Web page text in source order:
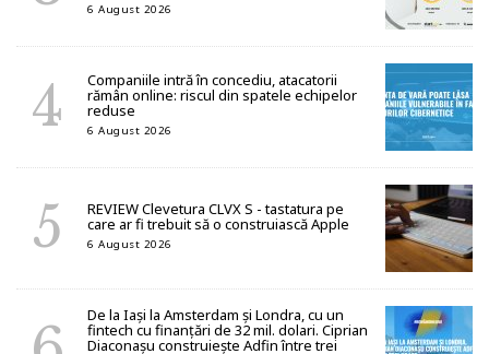
6 August 2026
Companiile intră în concediu, atacatorii
rămân online: riscul din spatele echipelor
reduse
6 August 2026
REVIEW Clevetura CLVX S - tastatura pe
care ar fi trebuit să o construiască Apple
6 August 2026
De la Iași la Amsterdam și Londra, cu un
fintech cu finanțări de 32 mil. dolari. Ciprian
Diaconașu construiește Adfin între trei